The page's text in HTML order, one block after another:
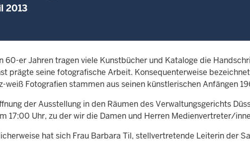
2013
60-er Jahren tragen viele Kunstbücher und Kataloge die
prägte seine fotografische Arbeit. Konsequenterweise
weiß Fotografien stammen aus seinen künstlerischen Anfängen
der Ausstellung in den Räumen des Verwaltungsgerichts
17:00 Uhr, zu der wir die Damen und Herren Medienvertreter/
hat sich Frau Barbara Til, stellvertretende Leiterin der